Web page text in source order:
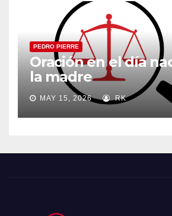
PEDRO PIERRE
Oración en el día
la madre
MAY 15, 2026 RK